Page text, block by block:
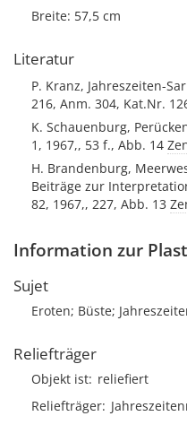
Breite: 57,5 cm
Literatur
P. Kranz, Jahreszeiten-
216, Anm. 304, Kat.Nr.
K. Schauenburg,
1, 1967,, 53 f., Abb. 14
H. Brandenburg,
Beiträge zur
82, 1967,, 227, Abb. 13
Information zur
Sujet
Eroten; Büste;
Reliefträger
Objekt ist reliefiert
Reliefträger